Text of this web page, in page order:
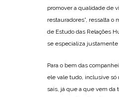
promover a qualidade de
restauradores”, ressalta o
de Estudo das Relações
se especializa
Para o bem das
ele vale tudo, inclusive só
sais, já que a que vem da